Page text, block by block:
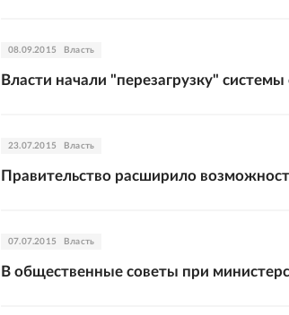
08.09.2015 Власть
Власти начали "перезагрузку"
23.07.2015 Власть
Правительство расширило
07.07.2015 Власть
В общественные советы при